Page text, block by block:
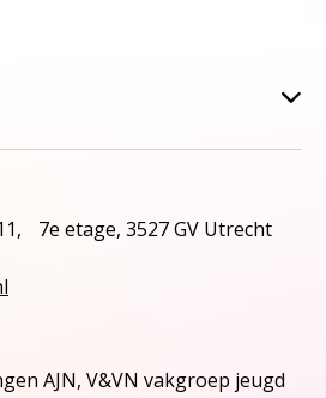
7e etage, 3527 GV Utrecht
AJN, V&VN vakgroep jeugd